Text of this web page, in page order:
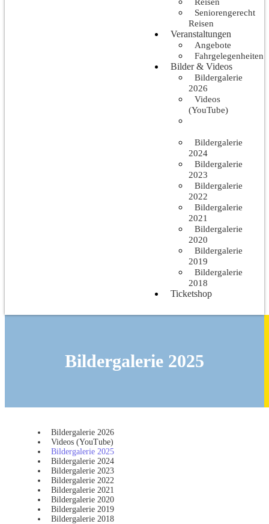
Seniorengerecht
Reisen
Veranstaltungen
Angebote
Fahrgelegenheiten
Bilder & Videos
Bildergalerie
2026
Videos
(YouTube)
Bildergalerie
2024
Bildergalerie
2023
Bildergalerie
2022
Bildergalerie
2021
Bildergalerie
2020
Bildergalerie
2019
Bildergalerie
2018
Ticketshop
Bildergalerie 2025
Bildergalerie 2026
Videos (YouTube)
Bildergalerie 2025
Bildergalerie 2024
Bildergalerie 2023
Bildergalerie 2022
Bildergalerie 2021
Bildergalerie 2020
Bildergalerie 2019
Bildergalerie 2018